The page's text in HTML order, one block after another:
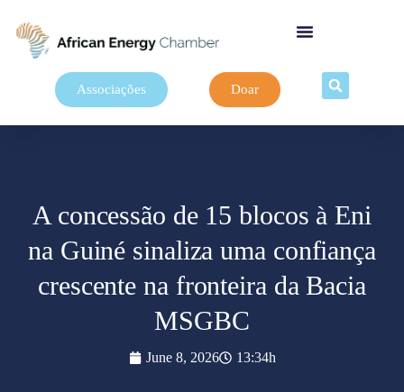
Associações Doar
A concessão de 15 blocos à Eni
na Guiné sinaliza uma confiança
crescente na fronteira da Bacia
MSGBC
June 8, 2026 13:34h